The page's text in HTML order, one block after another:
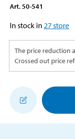
Art. 50-541
In stock in 27store
The price reduction
Crossed out price